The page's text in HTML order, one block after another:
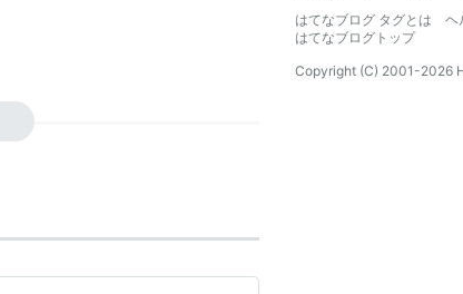
はてなブログ タグとは
ヘ
はてなブログトップ
Copyright (C) 2001-2026